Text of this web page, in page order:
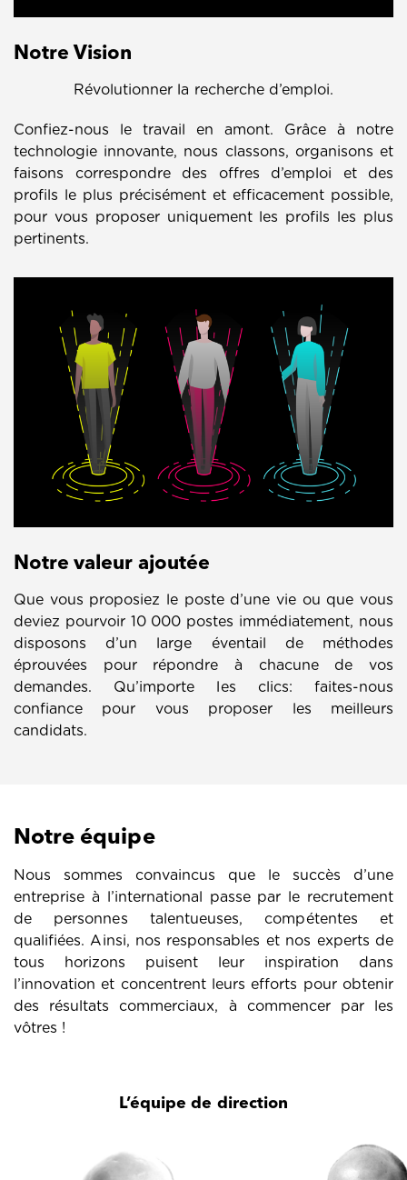
Notre Vision
Révolutionner la recherche d’emploi.
Confiez-nous le travail en amont. Grâce à notre
technologie innovante, nous classons, organisons et
faisons correspondre des offres d’emploi et des
profils le plus précisément et efficacement possible,
pour vous proposer uniquement les profils les plus
pertinents.
Notre valeur ajoutée
Que vous proposiez le poste d’une vie ou que vous
deviez pourvoir 10 000 postes immédiatement, nous
disposons d’un large éventail de méthodes
éprouvées pour répondre à chacune de vos
demandes. Qu’importe les clics: faites-nous
confiance pour vous proposer les meilleurs
candidats.
Notre équipe
Nous sommes convaincus que le succès d’une
entreprise à l’international passe par le recrutement
de personnes talentueuses, compétentes et
qualifiées. Ainsi, nos responsables et nos experts de
tous horizons puisent leur inspiration dans
l’innovation et concentrent leurs efforts pour obtenir
des résultats commerciaux, à commencer par les
vôtres !
L’équipe de direction